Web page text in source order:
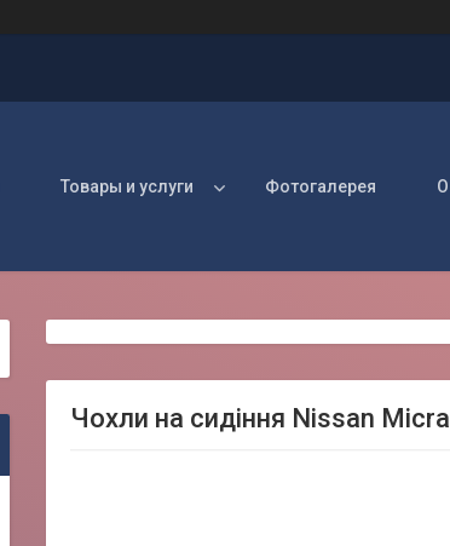
Товары и услуги Фотогалерея
Чохли на сидіння Nissan